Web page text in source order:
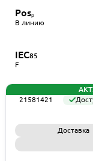
Posₚ
В линию
IEC85
F
21581421
Доставка